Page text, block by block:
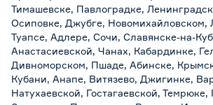
Тимашевске, Павлоградке,
Осиповке, Джубге, Новомихайловском,
Туапсе, Адлере, Сочи, Славянске-на-
Анастасиевской, Чанах, Кабардинке,
Дивноморском, Пшаде, Абинске,
Кубани, Анапе, Витязево, Джигинке,
Натухаевской, Гостагаевской,